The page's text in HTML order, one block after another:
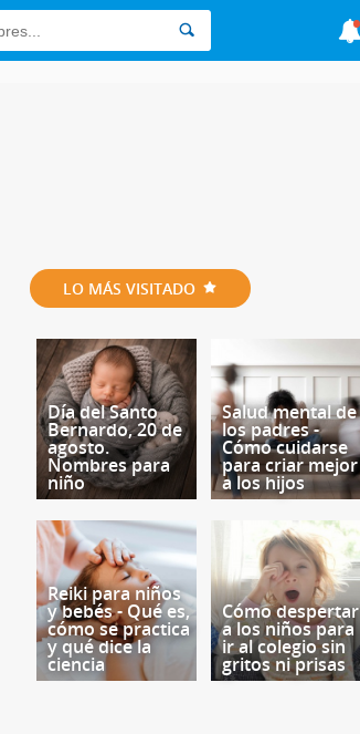
LO MÁS VISITADO
Día del Santo
Bernardo, 20 de
agosto.
Nombres para
niño
Salud mental de
los padres -
Cómo cuidarse
para criar mejor
a los hijos
Reiki para niños
y bebés - Qué es,
cómo se practica
y qué dice la
ciencia
Cómo despertar
a los niños para
ir al colegio sin
gritos ni prisas